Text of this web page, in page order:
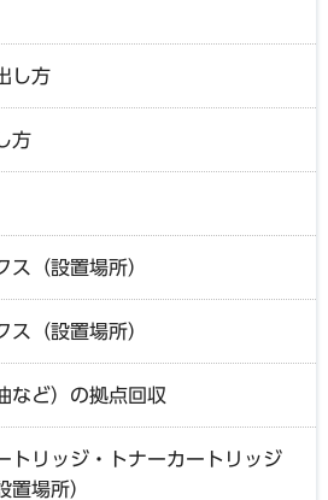
し方
方
ス（設置場所）
ス（設置場所）
など）の拠点回収
トリッジ・トナーカートリッジ
置場所）